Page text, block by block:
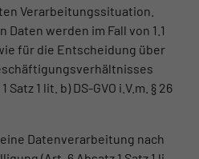
Verarbeitungssituation.
werden im Fall von 1.1
für die Entscheidung über
1 lit. b) DS-GVO i.V.m. § 26
Datenverarbeitung nach